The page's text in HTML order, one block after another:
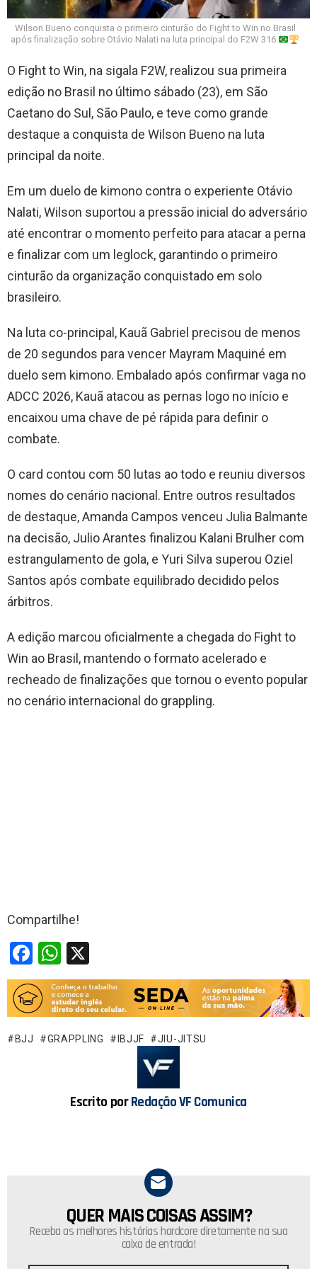
Wilson Bueno conquista o primeiro cinturão do Fight to Win no Brasil
após finalização sobre Otávio Nalati na luta principal do F2W 316
O Fight to Win, na sigala F2W, realizou sua primeira
edição no Brasil no último sábado (23), em São
Caetano do Sul, São Paulo, e teve como grande
destaque a conquista de Wilson Bueno na luta
principal da noite.
Em um duelo de kimono contra o experiente Otávio
Nalati, Wilson suportou a pressão inicial do adversário
até encontrar o momento perfeito para atacar a perna
e finalizar com um leglock, garantindo o primeiro
cinturão da organização conquistado em solo
brasileiro.
Na luta co-principal, Kauã Gabriel precisou de menos
de 20 segundos para vencer Mayram Maquiné em
duelo sem kimono. Embalado após confirmar vaga no
ADCC 2026, Kauã atacou as pernas logo no início e
encaixou uma chave de pé rápida para definir o
combate.
O card contou com 50 lutas ao todo e reuniu diversos
nomes do cenário nacional. Entre outros resultados
de destaque, Amanda Campos venceu Julia Balmante
na decisão, Julio Arantes finalizou Kalani Brulher com
estrangulamento de gola, e Yuri Silva superou Oziel
Santos após combate equilibrado decidido pelos
árbitros.
A edição marcou oficialmente a chegada do Fight to
Win ao Brasil, mantendo o formato acelerado e
recheado de finalizações que tornou o evento popular
no cenário internacional do grappling.
Compartilhe!
F
a
ce
b
o
W
h
at
s
A
BJJ GRAPPLING IBJJF JIU-JITSU
Escrito porRedação VF Comunica
NEWSLETTER
QUER MAIS COISAS ASSIM?
Receba as melhores histórias hardcore diretamente na sua
caixa de entrada!